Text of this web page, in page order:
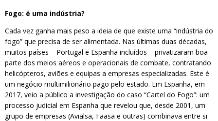
Fogo: é uma indústria?
Cada vez ganha mais peso a ideia de que existe uma “indústria do
fogo” que precisa de ser alimentada. Nas últimas duas décadas,
muitos países – Portugal e Espanha incluídos – privatizaram boa
parte dos meios aéreos e operacionais de combate, contratando
helicópteros, aviões e equipas a empresas especializadas. Este é
um negócio multimilionário pago pelo estado. Em Espanha, em
2017, veio a público a investigação do caso “Cartel do Fogo”: um
processo judicial em Espanha que revelou que, desde 2001, um
grupo de empresas (Avialsa, Faasa e outras) combinava entre si